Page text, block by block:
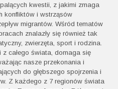
kwestii, z jakimi zmaga
konfliktów i wstrząsów
migrantów. Wśród tematów
znalazły się również tak
zwierzęta, sport i rodzina.
z całego świata, domaga się
nasze przekonania i
do głębszego spojrzenia i
Z każdego z 7 regionów świata